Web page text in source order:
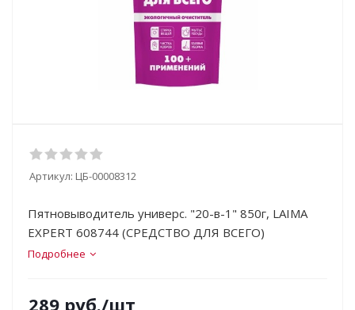
Артикул: ЦБ-00008312
Пятновыводитель универс. "20-в-1" 850г, LAIMA
EXPERT 608744 (СРЕДСТВО ДЛЯ ВСЕГО)
Подробнее
289 руб./шт